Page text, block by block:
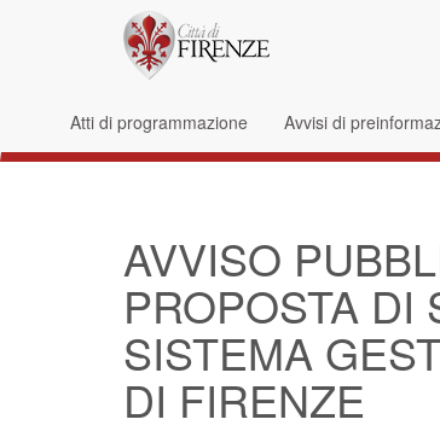
Salta al contenuto principale
Atti di programmazione Avvisi di
Form di ricerca
AVVISO
PROPOSTA DI
SISTEMA
DI FIRENZE